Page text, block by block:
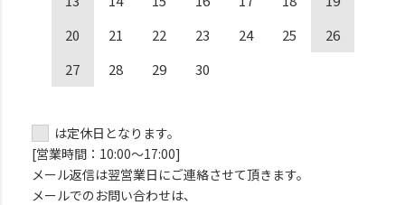
20
21 22 23 24 25
26
27
28 29 30
は定休日となります。
[営業時間：10:00～17:00]
メール返信は翌営業日にご連絡させて頂きます。
メールでのお問い合わせは、